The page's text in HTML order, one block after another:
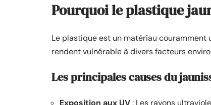
Pourquoi le plastique
Le plastique est un matériau
rendent vulnérable à divers facteurs
Les principales causes du
Exposition aux UV: Les rayons